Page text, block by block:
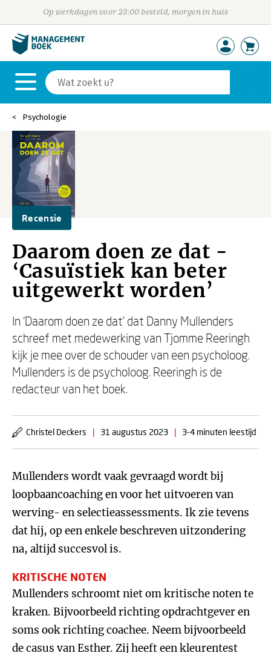
Op werkdagen voor 23:00 besteld, morgen in huis
Psychologie
Recensie
Daarom doen ze dat -
‘Casuïstiek kan beter
uitgewerkt worden’
In ‘Daarom doen ze dat’ dat Danny Mullenders
schreef met medewerking van Tjomme Reeringh
kijk je mee over de schouder van een psycholoog.
Mullenders is de psycholoog. Reeringh is de
redacteur van het boek.
Christel Deckers | 31 augustus 2023 | 3-4 minuten leestijd
Mullenders wordt vaak gevraagd wordt bij
loopbaancoaching en voor het uitvoeren van
werving- en selectieassessments. Ik zie tevens
dat hij, op een enkele beschreven uitzondering
na, altijd succesvol is.
KRITISCHE NOTEN
Mullenders schroomt niet om kritische noten te
kraken. Bijvoorbeeld richting opdrachtgever en
soms ook richting coachee. Neem bijvoorbeeld
de casus van Esther. Zij heeft een kleurentest